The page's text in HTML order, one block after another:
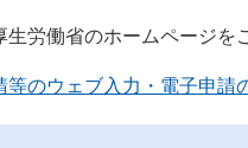
労働省のホームページを
等のウェブ⼊⼒・電⼦申請